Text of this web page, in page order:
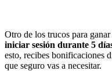
Otro de los trucos para
iniciar sesión durante 5
esto, recibes bonificaciones
que seguro vas a necesitar.